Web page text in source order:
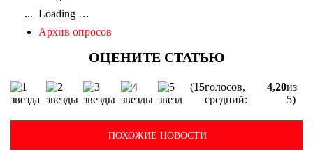
Loading …
Архив опросов
(15голосов,
средний:
4,20из
5)
ПОХОЖИЕ НОВОСТИ